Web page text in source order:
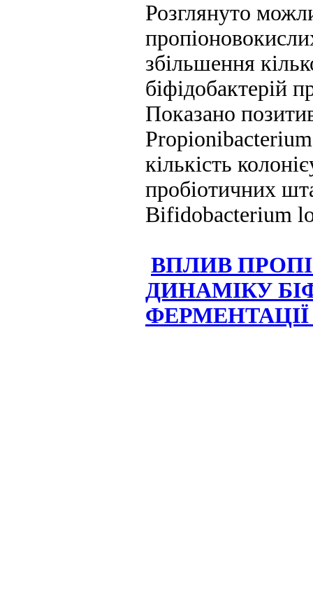
Розглянуто
збільшення
біфідобактерій
Показано
кількість
пробіотичних
Bifidobacterium
ВПЛИВ
ДИНАМІКУ